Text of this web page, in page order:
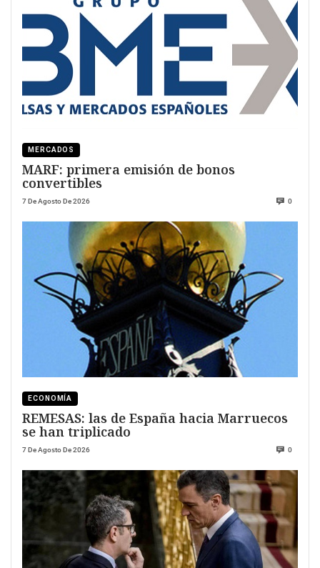
MERCADOS
MARF: primera emisión de bonos
convertibles
7 De Agosto De 2026 0
ECONOMÍA
REMESAS: las de España hacia Marruecos
se han triplicado
7 De Agosto De 2026 0